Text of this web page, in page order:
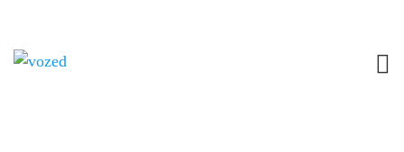
Tag: medio ambiente